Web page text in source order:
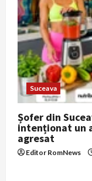
Suceava
Șofer din
intenționat un
agresat
Editor RomNews